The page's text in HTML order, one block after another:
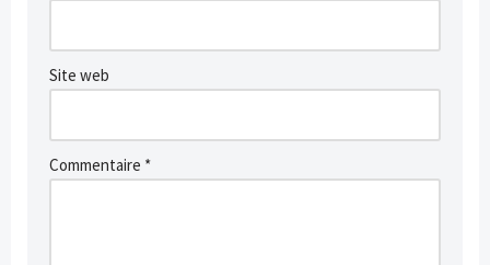
Site web
Commentaire *